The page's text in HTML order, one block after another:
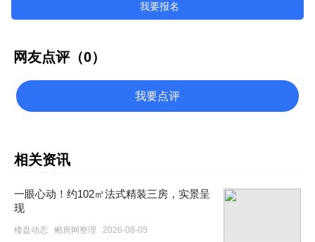
我要报名
网友点评（0）
我要点评
相关资讯
一眼心动！约102㎡法式精装三房，实景呈
现
楼盘动态 郴房网整理 2026-08-05